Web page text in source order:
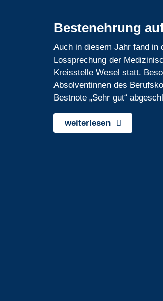
Bestenehrung
Auch in diesem Jahr fand
Lossprechung der
Kreisstelle Wesel statt.
Absolventinnen des
Bestnote „Sehr gut“
weiterlesen